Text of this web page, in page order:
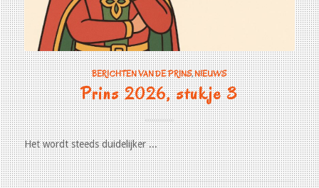
BERICHTEN VAN DE PRINS,NIEUWS
Prins 2026, stukje 3
Het wordt steeds duidelijker ...